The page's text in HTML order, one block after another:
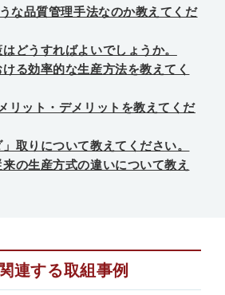
な品質管理手法なのか教えてくだ
どうすればよいでしょうか。
る効率的な生産方法を教えてく
リット・デメリットを教えてくだ
取りについて教えてください。
の生産方式の違いについて教え
連する取組事例